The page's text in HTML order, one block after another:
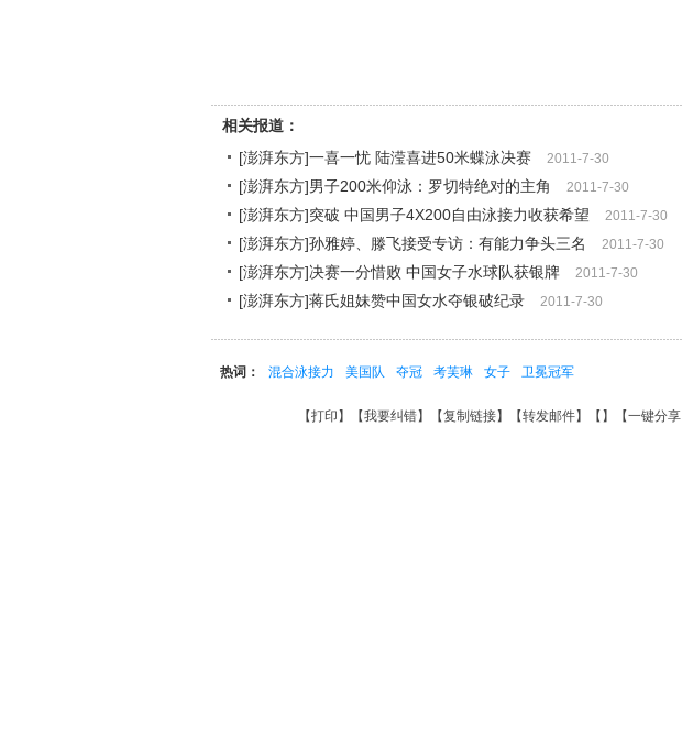
相关报道：
[澎湃东方]一喜一忧 陆滢喜进50米蝶泳决赛
2011-7-30
[澎湃东方]男子200米仰泳：罗切特绝对的主角 2011-7-30
[澎湃东方]突破 中国男子4X200自由泳接力收获希望 2011-7-30
[澎湃东方]孙雅婷、滕飞接受专访：有能力争头三名 2011-7-30
[澎湃东方]决赛一分惜败 中国女子水球队获银牌 2011-7-30
[澎湃东方]蒋氏姐妹赞中国女水夺银破纪录 2011-7-30
热词： 混合泳接力 美国队 夺冠 考芙琳 女子 卫冕冠军
【打印 】【我要纠错】【复制链接】【转发邮件】【 】 【一键分享